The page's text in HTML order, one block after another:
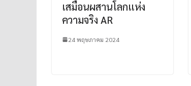
เสมือนผสานโลกแห่ง
ความจริง AR
24 พฤษภาคม 2024